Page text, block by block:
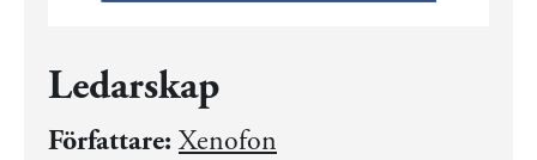
Ledarskap
Författare: Xenofon